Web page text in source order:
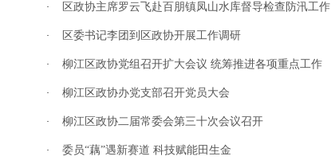
· 区政协主席罗云飞赴百朋镇凤山水库督导检查防汛工作
· 区委书记李团到区政协开展工作调研
· 柳江区政协党组召开扩大会议 统筹推进各项重点工作
· 柳江区政协办党支部召开党员大会
· 柳江区政协二届常委会第三十次会议召开
· 委员“藕”遇新赛道 科技赋能田生金